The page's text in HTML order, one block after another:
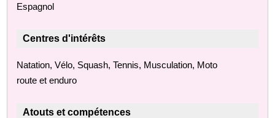
Espagnol
Centres d'intérêts
Natation, Vélo, Squash, Tennis, Musculation, Moto
route et enduro
Atouts et compétences